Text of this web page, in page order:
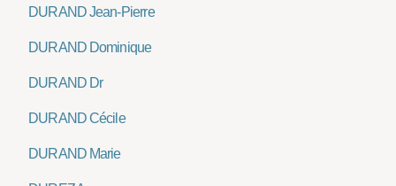
DURAND Jean-Pierre
DURAND Dominique
DURAND Dr
DURAND Cécile
DURAND Marie